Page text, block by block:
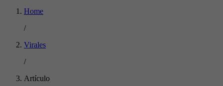
Home
/
Virales
/
Artículo